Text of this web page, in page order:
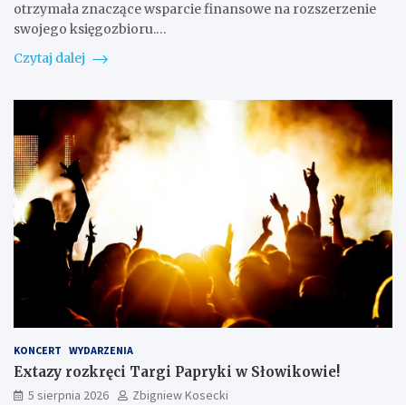
otrzymała znaczące wsparcie finansowe na rozszerzenie
swojego księgozbioru.…
Czytaj dalej
KONCERT WYDARZENIA
Extazy rozkręci Targi Papryki w Słowikowie!
5 sierpnia 2026
Zbigniew Kosecki